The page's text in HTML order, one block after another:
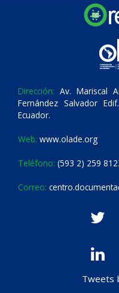
Dirección: Av. Mariscal
Fernández Salvador
Ecuador.
Web: www.olade.org
Teléfono: (593 2) 259
Correo:
Tweets